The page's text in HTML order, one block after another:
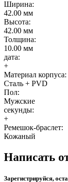
Ширина:
42.00 мм
Высота:
42.00 мм
Толщина:
10.00 мм
дата:
+
Материал корпуса:
Сталь + PVD
Пол:
Мужские
секунды:
+
Ремешок-браслет:
Кожаный
Написать
Зарегистрируйся,